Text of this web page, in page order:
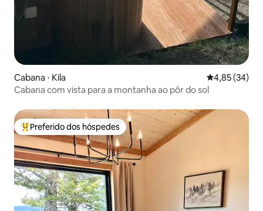
Cabana ⋅ Kila 4,85 de uma
4,85 (34)
Cabana com vista para a montanha ao pôr do sol
Entre os melhores preferidos dos hóspedes
Preferido dos hóspedes